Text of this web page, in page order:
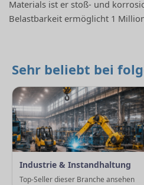
Materials ist er stoß- und
Belastbarkeit ermöglicht 1
Sehr beliebt bei
Industrie & Instandhaltung
Top-Seller dieser Branche ansehen